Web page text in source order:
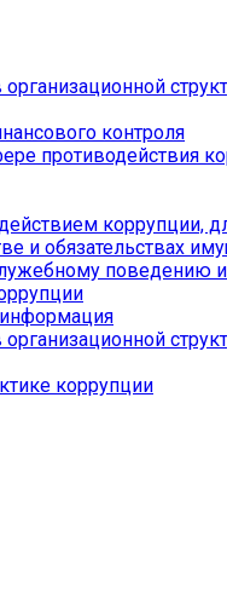
контроля
противодействия
коррупции,
и обязательствах
поведению
коррупции